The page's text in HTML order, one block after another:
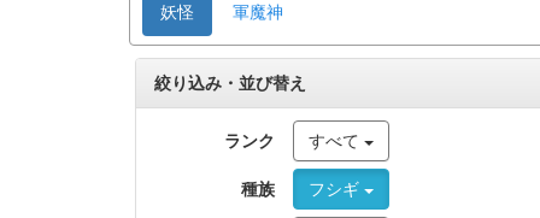
妖怪 軍魔神
絞り込み・並び替え
ランク すべて
種族 フシギ